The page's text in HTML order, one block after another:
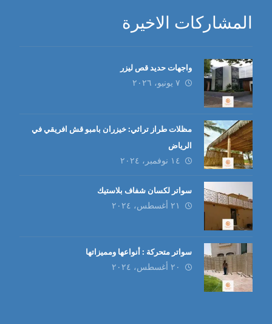
المشاركات الاخيرة
واجهات حديد قص ليزر
٧ يونيو، ٢٠٢٦
مظلات طراز تراثي: خيزران بامبو قش افريقي في
الرياض
١٤ نوفمبر، ٢٠٢٤
سواتر لكسان شفاف بلاستيك
٢١ أغسطس، ٢٠٢٤
سواتر متحركة : أنواعها ومميزاتها
٢٠ أغسطس، ٢٠٢٤